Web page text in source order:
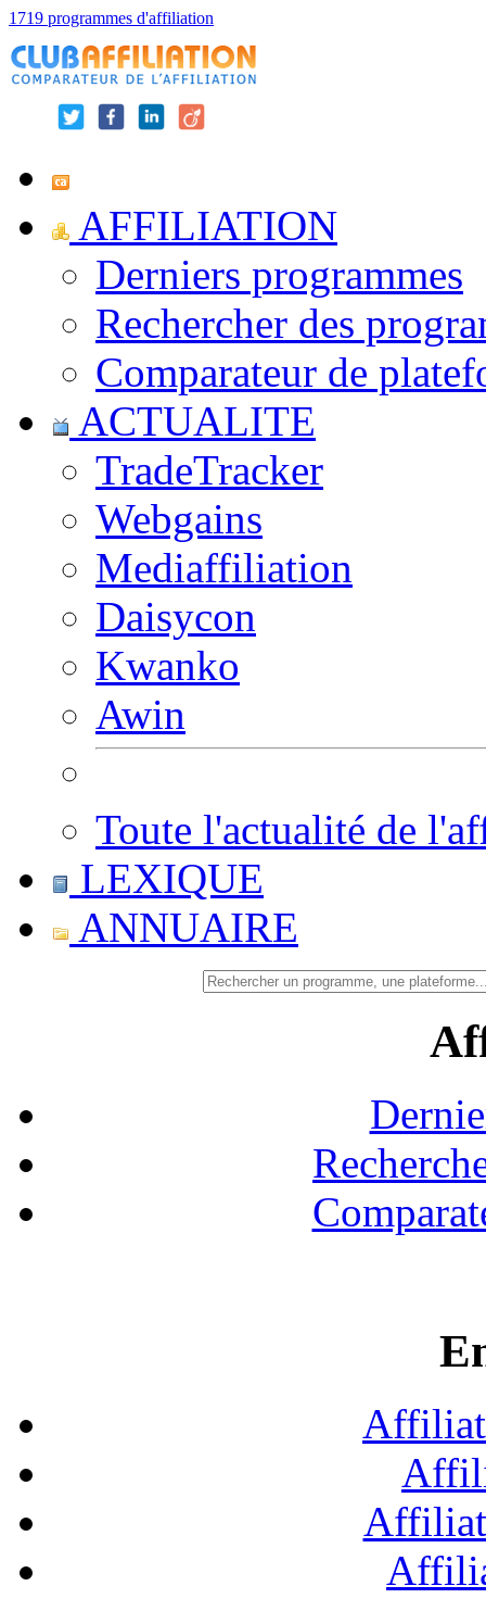
1719 programmes d'affiliation
AFFILIATION
Derniers programmes
Rechercher des
Comparateur de
ACTUALITE
TradeTracker
Webgains
Mediaffiliation
Daisycon
Kwanko
Awin
Toute l'actualité de
LEXIQUE
ANNUAIRE